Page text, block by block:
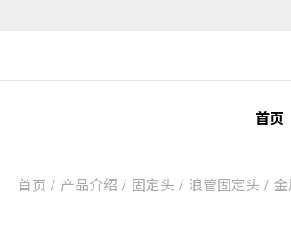
首页
首页 产品介绍 固定头 浪管固定头